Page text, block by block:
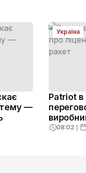
—
Україна
Patriot в
08:02 ❘